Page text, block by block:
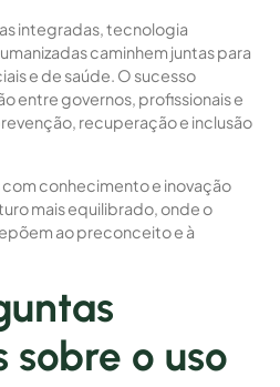
integradas, tecnologia
caminhem juntas para
e de saúde. O sucesso
entre governos, profissionais e
recuperação e inclusão
conhecimento e inovação
mais equilibrado, onde o
ao preconceito e à
o uso